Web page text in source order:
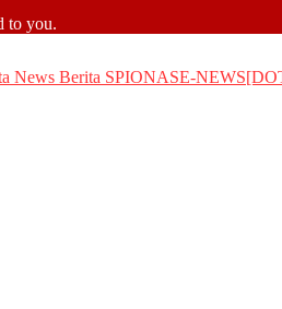
to you.
SPIONASE-